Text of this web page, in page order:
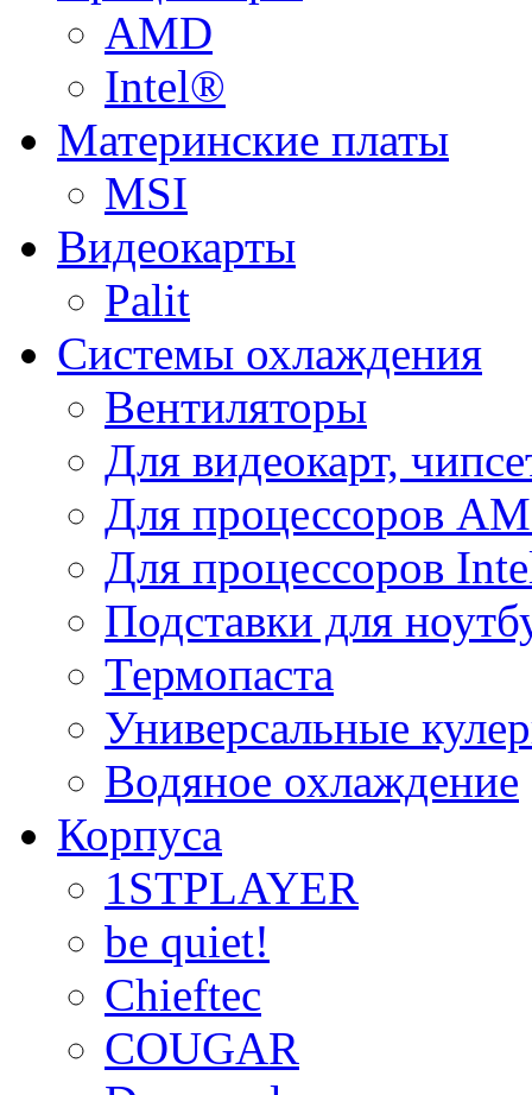
AMD
Intel®
Материнские платы
MSI
Видеокарты
Palit
Системы охлаждения
Вентиляторы
Для видеокарт,
Для процессоров
Для процессоров
Подставки для
Термопаста
Универсальные
Водяное охлаждение
Корпуса
1STPLAYER
be quiet!
Chieftec
COUGAR